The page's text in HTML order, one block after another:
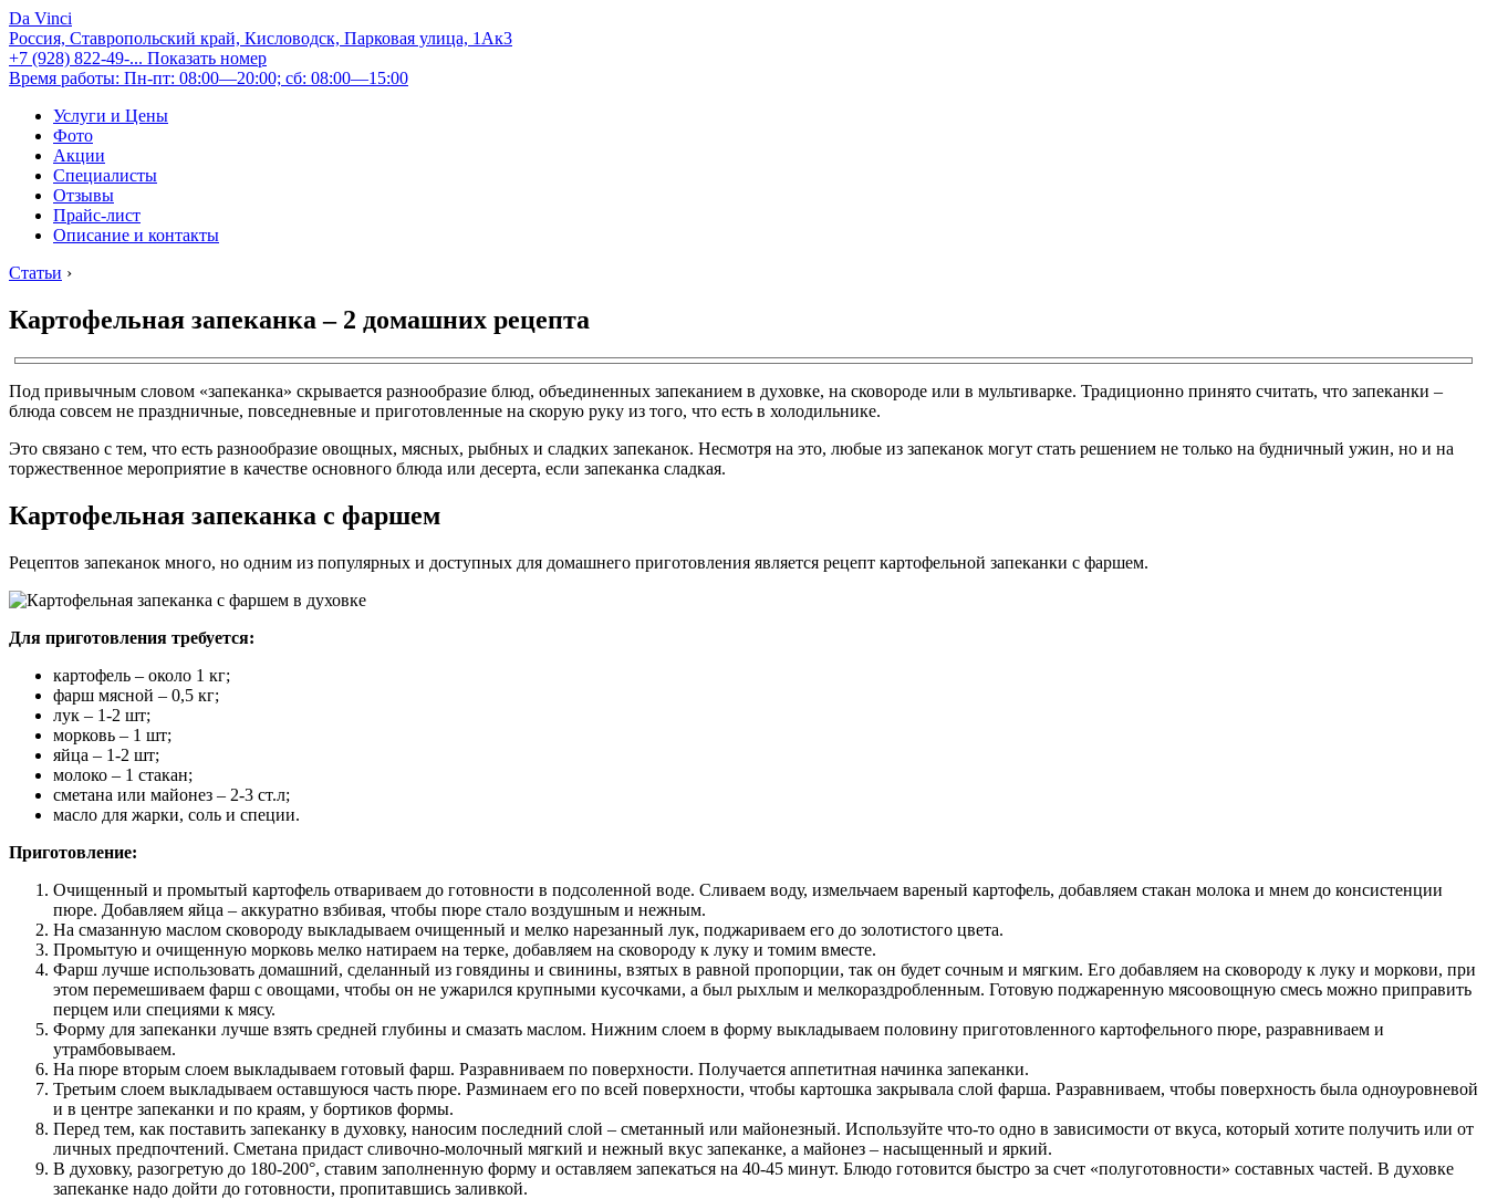
Da Vinci
Россия, Ставропольский край, Кисловодск, Парковая улица, 1Ак3
+7 (928) 822-49-... Показать номер
Время работы: Пн-пт: 08:00—20:00; сб: 08:00—15:00
Услуги и Цены
Фото
Акции
Специалисты
Отзывы
Прайс-лист
Описание и контакты
Статьи ›
Картофельная запеканка – 2 домашних рецепта
Под привычным словом «запеканка» скрывается разнообразие блюд, объединенных запеканием в духовке, на сковороде или в мультиварке. Традиционно принято считать, что запеканки –
блюда совсем не праздничные, повседневные и приготовленные на скорую руку из того, что есть в холодильнике.
Это связано с тем, что есть разнообразие овощных, мясных, рыбных и сладких запеканок. Несмотря на это, любые из запеканок могут стать решением не только на будничный ужин, но и на
торжественное мероприятие в качестве основного блюда или десерта, если запеканка сладкая.
Картофельная запеканка с фаршем
Рецептов запеканок много, но одним из популярных и доступных для домашнего приготовления является рецепт картофельной запеканки с фаршем.
Для приготовления требуется:
картофель – около 1 кг;
фарш мясной – 0,5 кг;
лук – 1-2 шт;
морковь – 1 шт;
яйца – 1-2 шт;
молоко – 1 стакан;
сметана или майонез – 2-3 ст.л;
масло для жарки, соль и специи.
Приготовление:
Очищенный и промытый картофель отвариваем до готовности в подсоленной воде. Сливаем воду, измельчаем вареный картофель, добавляем стакан молока и мнем до консистенции
пюре. Добавляем яйца – аккуратно взбивая, чтобы пюре стало воздушным и нежным.
На смазанную маслом сковороду выкладываем очищенный и мелко нарезанный лук, поджариваем его до золотистого цвета.
Промытую и очищенную морковь мелко натираем на терке, добавляем на сковороду к луку и томим вместе.
Фарш лучше использовать домашний, сделанный из говядины и свинины, взятых в равной пропорции, так он будет сочным и мягким. Его добавляем на сковороду к луку и моркови, при
этом перемешиваем фарш с овощами, чтобы он не ужарился крупными кусочками, а был рыхлым и мелкораздробленным. Готовую поджаренную мясоовощную смесь можно приправить
перцем или специями к мясу.
Форму для запеканки лучше взять средней глубины и смазать маслом. Нижним слоем в форму выкладываем половину приготовленного картофельного пюре, разравниваем и
утрамбовываем.
На пюре вторым слоем выкладываем готовый фарш. Разравниваем по поверхности. Получается аппетитная начинка запеканки.
Третьим слоем выкладываем оставшуюся часть пюре. Разминаем его по всей поверхности, чтобы картошка закрывала слой фарша. Разравниваем, чтобы поверхность была одноуровневой
и в центре запеканки и по краям, у бортиков формы.
Перед тем, как поставить запеканку в духовку, наносим последний слой – сметанный или майонезный. Используйте что-то одно в зависимости от вкуса, который хотите получить или от
личных предпочтений. Сметана придаст сливочно-молочный мягкий и нежный вкус запеканке, а майонез – насыщенный и яркий.
В духовку, разогретую до 180-200°, ставим заполненную форму и оставляем запекаться на 40-45 минут. Блюдо готовится быстро за счет «полуготовности» составных частей. В духовке
запеканке надо дойти до готовности, пропитавшись заливкой.